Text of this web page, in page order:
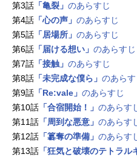
ギ。セ
頭に、
アイド
マや映
オ、モ
る。七
ープ：
3cm誕
サイズ
の：歌
り...
第3話 「亀裂」 のあらすじ
第4話 「心の声」 のあらすじ
第5話 「居場所」 のあらすじ
第6話 「届ける想い」 のあらすじ
第7話 「接触」 のあらすじ
第8話 「未完成な僕ら」 のあらす
第9話 「Re:vale」 のあらすじ
第10話 「合宿開始！」 のあらす
第11話 「周到な悪意」 のあらす
第12話 「簒奪の準備」 のあらす
第13話 「狂気と破壊のテトラル